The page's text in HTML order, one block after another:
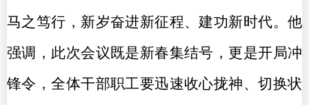
马之笃行，新岁奋进新征程、建功新时代。他
强调，此次会议既是新春集结号，更是开局冲
锋令，全体干部职工要迅速收心拢神、切换状